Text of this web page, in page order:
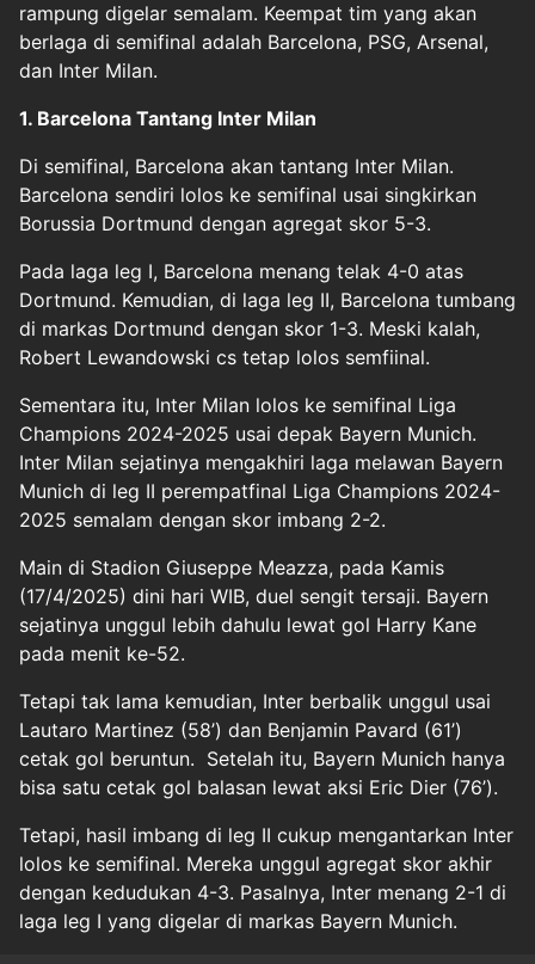
rampung digelar semalam. Keempat tim yang akan
berlaga di semifinal adalah Barcelona, PSG, Arsenal,
dan Inter Milan.
1. Barcelona Tantang Inter Milan
Di semifinal, Barcelona akan tantang Inter Milan.
Barcelona sendiri lolos ke semifinal usai singkirkan
Borussia Dortmund dengan agregat skor 5-3.
Pada laga leg I, Barcelona menang telak 4-0 atas
Dortmund. Kemudian, di laga leg II, Barcelona tumbang
di markas Dortmund dengan skor 1-3. Meski kalah,
Robert Lewandowski cs tetap lolos semfiinal.
Sementara itu, Inter Milan lolos ke semifinal Liga
Champions 2024-2025 usai depak Bayern Munich.
Inter Milan sejatinya mengakhiri laga melawan Bayern
Munich di leg II perempatfinal Liga Champions 2024-
2025 semalam dengan skor imbang 2-2.
Main di Stadion Giuseppe Meazza, pada Kamis
(17/4/2025) dini hari WIB, duel sengit tersaji. Bayern
sejatinya unggul lebih dahulu lewat gol Harry Kane
pada menit ke-52.
Tetapi tak lama kemudian, Inter berbalik unggul usai
Lautaro Martinez (58’) dan Benjamin Pavard (61’)
cetak gol beruntun. Setelah itu, Bayern Munich hanya
bisa satu cetak gol balasan lewat aksi Eric Dier (76’).
Tetapi, hasil imbang di leg II cukup mengantarkan Inter
lolos ke semifinal. Mereka unggul agregat skor akhir
dengan kedudukan 4-3. Pasalnya, Inter menang 2-1 di
laga leg I yang digelar di markas Bayern Munich.